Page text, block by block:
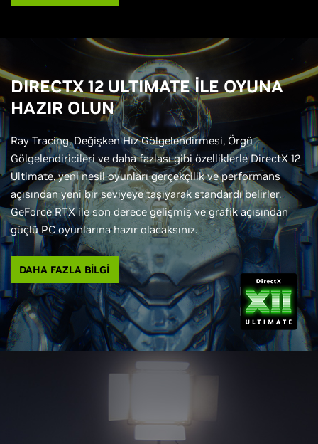
DIRECTX 12 ULTIMATE İLE OYUNA
HAZIR OLUN
Ray Tracing, Değişken Hız Gölgelendirmesi, Örgü
Gölgelendiricileri ve daha fazlası gibi özelliklerle DirectX 12
Ultimate, yeni nesil oyunları gerçekçilik ve performans
açısından yeni bir seviyeye taşıyarak standardı belirler.
GeForce RTX ile son derece gelişmiş ve grafik açısından
güçlü PC oyunlarına hazır olacaksınız.
DAHA FAZLA BİLGİ